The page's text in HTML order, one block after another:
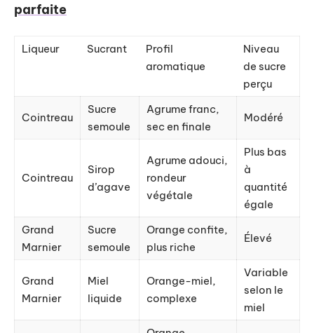
parfaite
Liqueur Sucrant
Profil
aromatique
Niveau
de sucre
perçu
Cointreau
Sucre
semoule
Agrume franc,
sec en finale
Modéré
Cointreau
Sirop
d’agave
Agrume adouci,
rondeur
végétale
Plus bas
à
quantité
égale
Grand
Marnier
Sucre
semoule
Orange confite,
plus riche
Élevé
Grand
Marnier
Miel
liquide
Orange-miel,
complexe
Variable
selon le
miel